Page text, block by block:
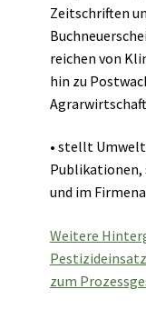
Zeitschriften
reichen von
hin zu
• stellt
Publikationen,
und im
Weitere
zum